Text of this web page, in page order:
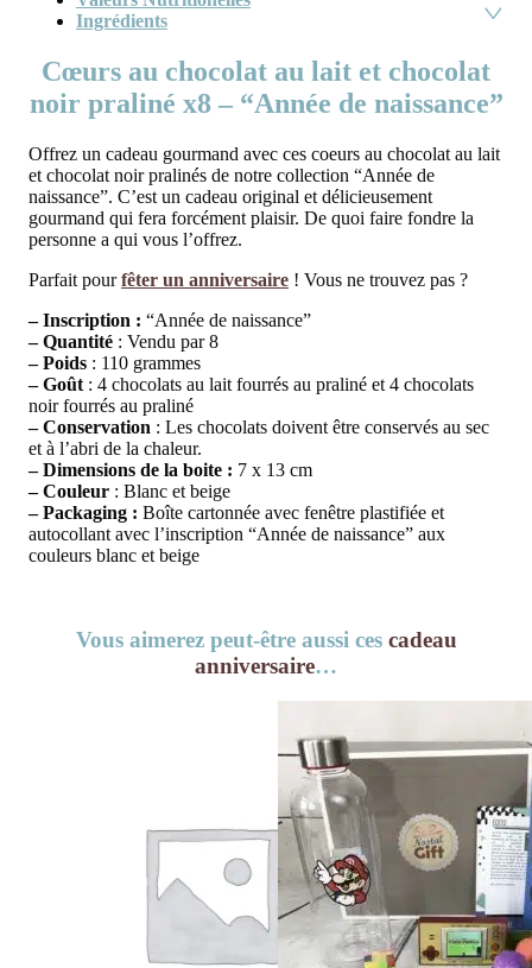
Ingrédients
Cœurs au chocolat au lait et chocolat
noir praliné x8 – “Année de naissance”
Offrez un cadeau gourmand avec ces coeurs au chocolat au lait
et chocolat noir pralinés de notre collection “Année de
naissance”. C’est un cadeau original et délicieusement
gourmand qui fera forcément plaisir. De quoi faire fondre la
personne a qui vous l’offrez.
Parfait pourfêter un anniversaire ! Vous ne trouvez pas ?
– Inscription : “Année de naissance”
– Quantité : Vendu par 8
– Poids : 110 grammes
– Goût : 4 chocolats au lait fourrés au praliné et 4 chocolats
noir fourrés au praliné
– Conservation : Les chocolats doivent être conservés au sec
et à l’abri de la chaleur.
– Dimensions de la boite : 7 x 13 cm
– Couleur : Blanc et beige
– Packaging : Boîte cartonnée avec fenêtre plastifiée et
autocollant avec l’inscription “Année de naissance” aux
couleurs blanc et beige
Vous aimerez peut-être aussi ces cadeau
anniversaire…